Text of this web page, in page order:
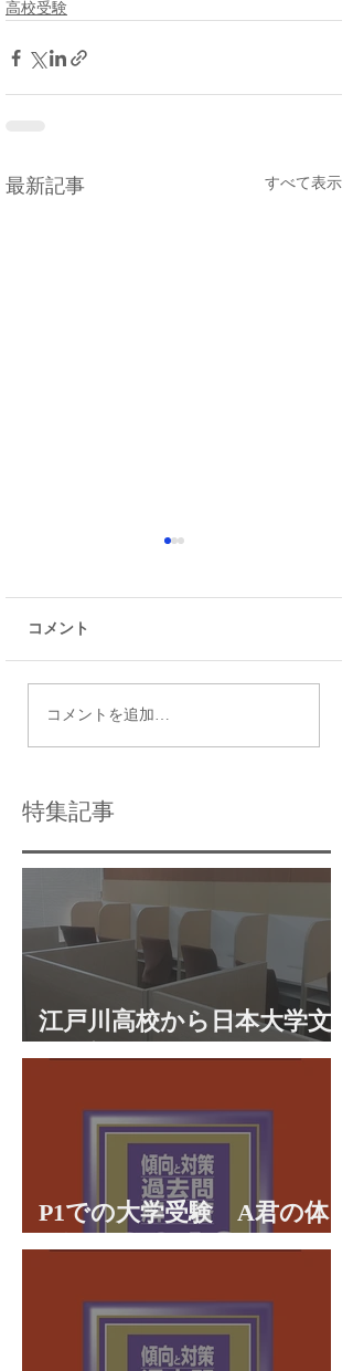
高校受験
最新記事 すべて表示
令和9年度都立高校入試
コメント
コメントを追加…
特集記事
江戸川高校から日本大学文
理学部に合格 合格体験談
P1での大学受験 A君の体
験談パート２